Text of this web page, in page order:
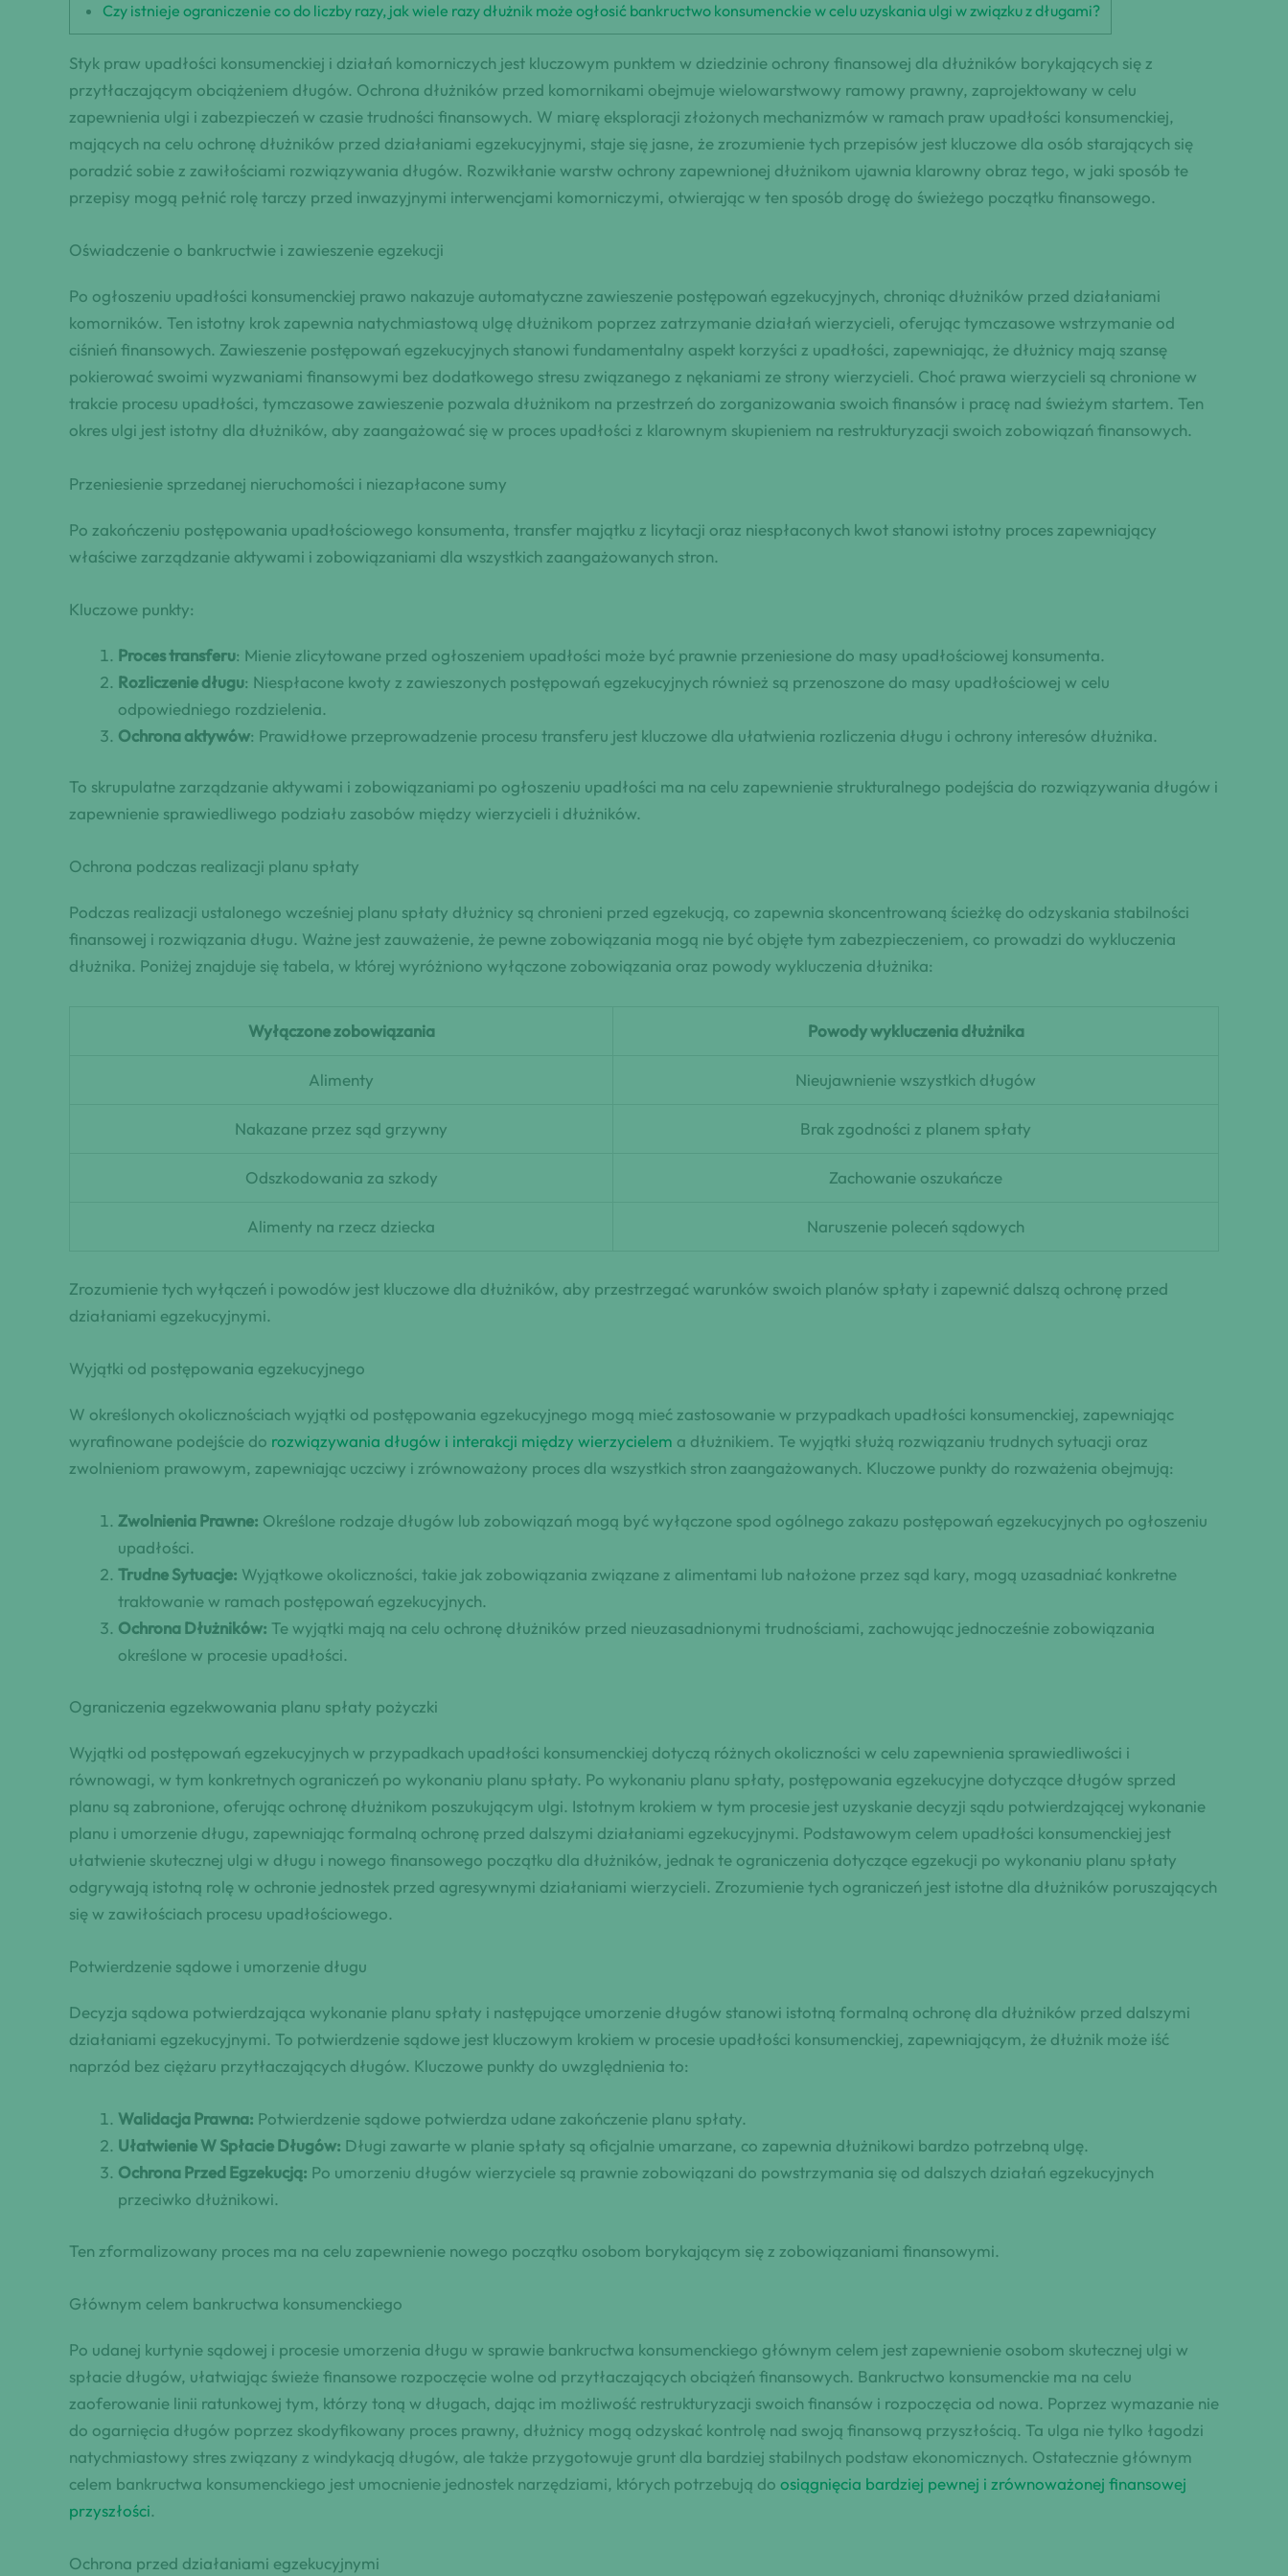
Czy istnieje ograniczenie co do liczby razy, jak wiele razy dłużnik może ogłosić bankructwo konsumenckie w celu uzyskania ulgi w związku z długami?
Styk praw upadłości konsumenckiej i działań komorniczych jest kluczowym punktem w dziedzinie ochrony finansowej dla dłużników borykających się z
przytłaczającym obciążeniem długów. Ochrona dłużników przed komornikami obejmuje wielowarstwowy ramowy prawny, zaprojektowany w celu
zapewnienia ulgi i zabezpieczeń w czasie trudności finansowych. W miarę eksploracji złożonych mechanizmów w ramach praw upadłości konsumenckiej,
mających na celu ochronę dłużników przed działaniami egzekucyjnymi, staje się jasne, że zrozumienie tych przepisów jest kluczowe dla osób starających się
poradzić sobie z zawiłościami rozwiązywania długów. Rozwikłanie warstw ochrony zapewnionej dłużnikom ujawnia klarowny obraz tego, w jaki sposób te
przepisy mogą pełnić rolę tarczy przed inwazyjnymi interwencjami komorniczymi, otwierając w ten sposób drogę do świeżego początku finansowego.
Oświadczenie o bankructwie i zawieszenie egzekucji
Po ogłoszeniu upadłości konsumenckiej prawo nakazuje automatyczne zawieszenie postępowań egzekucyjnych, chroniąc dłużników przed działaniami
komorników. Ten istotny krok zapewnia natychmiastową ulgę dłużnikom poprzez zatrzymanie działań wierzycieli, oferując tymczasowe wstrzymanie od
ciśnień finansowych. Zawieszenie postępowań egzekucyjnych stanowi fundamentalny aspekt korzyści z upadłości, zapewniając, że dłużnicy mają szansę
pokierować swoimi wyzwaniami finansowymi bez dodatkowego stresu związanego z nękaniami ze strony wierzycieli. Choć prawa wierzycieli są chronione w
trakcie procesu upadłości, tymczasowe zawieszenie pozwala dłużnikom na przestrzeń do zorganizowania swoich finansów i pracę nad świeżym startem. Ten
okres ulgi jest istotny dla dłużników, aby zaangażować się w proces upadłości z klarownym skupieniem na restrukturyzacji swoich zobowiązań finansowych.
Przeniesienie sprzedanej nieruchomości i niezapłacone sumy
Po zakończeniu postępowania upadłościowego konsumenta, transfer majątku z licytacji oraz niespłaconych kwot stanowi istotny proces zapewniający
właściwe zarządzanie aktywami i zobowiązaniami dla wszystkich zaangażowanych stron.
Kluczowe punkty:
Proces transferu: Mienie zlicytowane przed ogłoszeniem upadłości może być prawnie przeniesione do masy upadłościowej konsumenta.
Rozliczenie długu: Niespłacone kwoty z zawieszonych postępowań egzekucyjnych również są przenoszone do masy upadłościowej w celu
odpowiedniego rozdzielenia.
Ochrona aktywów: Prawidłowe przeprowadzenie procesu transferu jest kluczowe dla ułatwienia rozliczenia długu i ochrony interesów dłużnika.
To skrupulatne zarządzanie aktywami i zobowiązaniami po ogłoszeniu upadłości ma na celu zapewnienie strukturalnego podejścia do rozwiązywania długów i
zapewnienie sprawiedliwego podziału zasobów między wierzycieli i dłużników.
Ochrona podczas realizacji planu spłaty
Podczas realizacji ustalonego wcześniej planu spłaty dłużnicy są chronieni przed egzekucją, co zapewnia skoncentrowaną ścieżkę do odzyskania stabilności
finansowej i rozwiązania długu. Ważne jest zauważenie, że pewne zobowiązania mogą nie być objęte tym zabezpieczeniem, co prowadzi do wykluczenia
dłużnika. Poniżej znajduje się tabela, w której wyróżniono wyłączone zobowiązania oraz powody wykluczenia dłużnika:
Wyłączone zobowiązania Powody wykluczenia dłużnika
Alimenty Nieujawnienie wszystkich długów
Nakazane przez sąd grzywny Brak zgodności z planem spłaty
Odszkodowania za szkody Zachowanie oszukańcze
Alimenty na rzecz dziecka Naruszenie poleceń sądowych
Zrozumienie tych wyłączeń i powodów jest kluczowe dla dłużników, aby przestrzegać warunków swoich planów spłaty i zapewnić dalszą ochronę przed
działaniami egzekucyjnymi.
Wyjątki od postępowania egzekucyjnego
W określonych okolicznościach wyjątki od postępowania egzekucyjnego mogą mieć zastosowanie w przypadkach upadłości konsumenckiej, zapewniając
wyrafinowane podejście do rozwiązywania długów i interakcji między wierzycielem a dłużnikiem. Te wyjątki służą rozwiązaniu trudnych sytuacji oraz
zwolnieniom prawowym, zapewniając uczciwy i zrównoważony proces dla wszystkich stron zaangażowanych. Kluczowe punkty do rozważenia obejmują:
Zwolnienia Prawne: Określone rodzaje długów lub zobowiązań mogą być wyłączone spod ogólnego zakazu postępowań egzekucyjnych po ogłoszeniu
upadłości.
Trudne Sytuacje: Wyjątkowe okoliczności, takie jak zobowiązania związane z alimentami lub nałożone przez sąd kary, mogą uzasadniać konkretne
traktowanie w ramach postępowań egzekucyjnych.
Ochrona Dłużników: Te wyjątki mają na celu ochronę dłużników przed nieuzasadnionymi trudnościami, zachowując jednocześnie zobowiązania
określone w procesie upadłości.
Ograniczenia egzekwowania planu spłaty pożyczki
Wyjątki od postępowań egzekucyjnych w przypadkach upadłości konsumenckiej dotyczą różnych okoliczności w celu zapewnienia sprawiedliwości i
równowagi, w tym konkretnych ograniczeń po wykonaniu planu spłaty. Po wykonaniu planu spłaty, postępowania egzekucyjne dotyczące długów sprzed
planu są zabronione, oferując ochronę dłużnikom poszukującym ulgi. Istotnym krokiem w tym procesie jest uzyskanie decyzji sądu potwierdzającej wykonanie
planu i umorzenie długu, zapewniając formalną ochronę przed dalszymi działaniami egzekucyjnymi. Podstawowym celem upadłości konsumenckiej jest
ułatwienie skutecznej ulgi w długu i nowego finansowego początku dla dłużników, jednak te ograniczenia dotyczące egzekucji po wykonaniu planu spłaty
odgrywają istotną rolę w ochronie jednostek przed agresywnymi działaniami wierzycieli. Zrozumienie tych ograniczeń jest istotne dla dłużników poruszających
się w zawiłościach procesu upadłościowego.
Potwierdzenie sądowe i umorzenie długu
Decyzja sądowa potwierdzająca wykonanie planu spłaty i następujące umorzenie długów stanowi istotną formalną ochronę dla dłużników przed dalszymi
działaniami egzekucyjnymi. To potwierdzenie sądowe jest kluczowym krokiem w procesie upadłości konsumenckiej, zapewniającym, że dłużnik może iść
naprzód bez ciężaru przytłaczających długów. Kluczowe punkty do uwzględnienia to:
Walidacja Prawna: Potwierdzenie sądowe potwierdza udane zakończenie planu spłaty.
Ułatwienie W Spłacie Długów: Długi zawarte w planie spłaty są oficjalnie umarzane, co zapewnia dłużnikowi bardzo potrzebną ulgę.
Ochrona Przed Egzekucją: Po umorzeniu długów wierzyciele są prawnie zobowiązani do powstrzymania się od dalszych działań egzekucyjnych
przeciwko dłużnikowi.
Ten zformalizowany proces ma na celu zapewnienie nowego początku osobom borykającym się z zobowiązaniami finansowymi.
Głównym celem bankructwa konsumenckiego
Po udanej kurtynie sądowej i procesie umorzenia długu w sprawie bankructwa konsumenckiego głównym celem jest zapewnienie osobom skutecznej ulgi w
spłacie długów, ułatwiając świeże finansowe rozpoczęcie wolne od przytłaczających obciążeń finansowych. Bankructwo konsumenckie ma na celu
zaoferowanie linii ratunkowej tym, którzy toną w długach, dając im możliwość restrukturyzacji swoich finansów i rozpoczęcia od nowa. Poprzez wymazanie nie
do ogarnięcia długów poprzez skodyfikowany proces prawny, dłużnicy mogą odzyskać kontrolę nad swoją finansową przyszłością. Ta ulga nie tylko łagodzi
natychmiastowy stres związany z windykacją długów, ale także przygotowuje grunt dla bardziej stabilnych podstaw ekonomicznych. Ostatecznie głównym
celem bankructwa konsumenckiego jest umocnienie jednostek narzędziami, których potrzebują do osiągnięcia bardziej pewnej i zrównoważonej finansowej
przyszłości.
Ochrona przed działaniami egzekucyjnymi